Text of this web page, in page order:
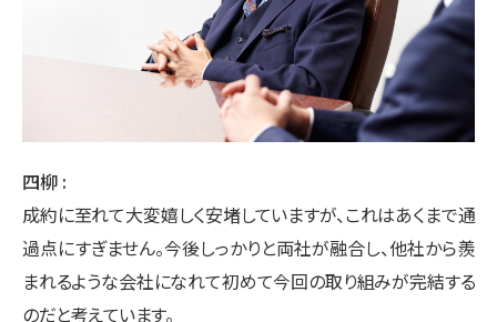
四柳
成約に至れて大変嬉しく安堵していますが、これはあくまで通
過点にすぎません。今後しっかりと両社が融合し、他社から羨
まれるような会社になれて初めて今回の取り組みが完結する
のだと考えています。